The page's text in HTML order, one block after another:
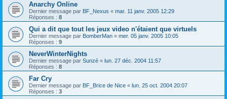
Anarchy Online
Dernier message par BF_Nexus « mar. 11 janv. 2005 12:29
Réponses : 8
Qui a dit que tout les jeux video n'étaient que virtuels
Dernier message par BomberMan « mer. 05 janv. 2005 10:05
Réponses : 9
NeverWinterNights
Dernier message par Sunzé « lun. 27 déc. 2004 11:57
Réponses : 8
Far Cry
Dernier message par BF_Brice de Nice « lun. 25 oct. 2004 20:07
Réponses : 3